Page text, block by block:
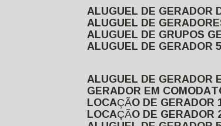
ALUGUEL DE GERADOR
ALUGUEL DE
ALUGUEL DE GRUPOS
ALUGUEL DE
ALUGUEL DE
GERADOR EM
LOCAÇÃO DE
LOCAÇÃO DE